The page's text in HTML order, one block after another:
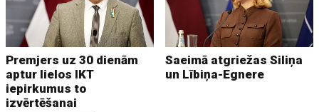
Premjers uz 30 dienām
aptur lielos IKT
iepirkumus to
izvērtēšanai
Saeimā atgriežas Siliņa
un Lībiņa-Egnere